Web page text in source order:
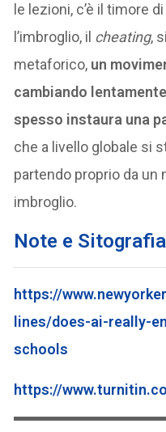
le lezioni, c’è il timore
l’imbroglio, il cheating,
metaforico, un
cambiando
spesso instaura una
che a livello globale si
partendo proprio da
imbroglio.
Note e Sitografia
https://
lines/does-ai-really-
schools
https://